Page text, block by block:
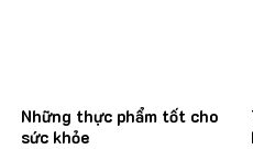
Những thực phẩm tốt cho
sức khỏe